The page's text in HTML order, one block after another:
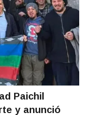
Paichil
y anunció